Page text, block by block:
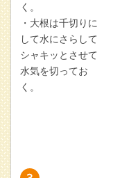
く。
・大根は千切りに
して水にさらして
シャキッとさせて
水気を切ってお
く。